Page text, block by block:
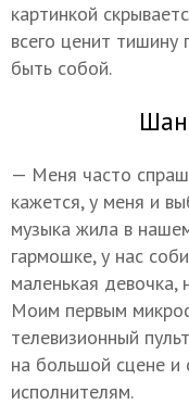
картинкой
всего ценит тишину
быть собой.
— Меня часто
кажется, у меня и
музыка жила в
гармошке, у нас
маленькая девочка,
Моим первым
телевизионный
на большой сцене и
исполнителям.